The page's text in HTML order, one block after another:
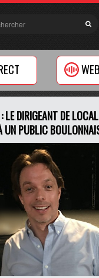
LE DIRIGEANT DE
UN PUBLIC